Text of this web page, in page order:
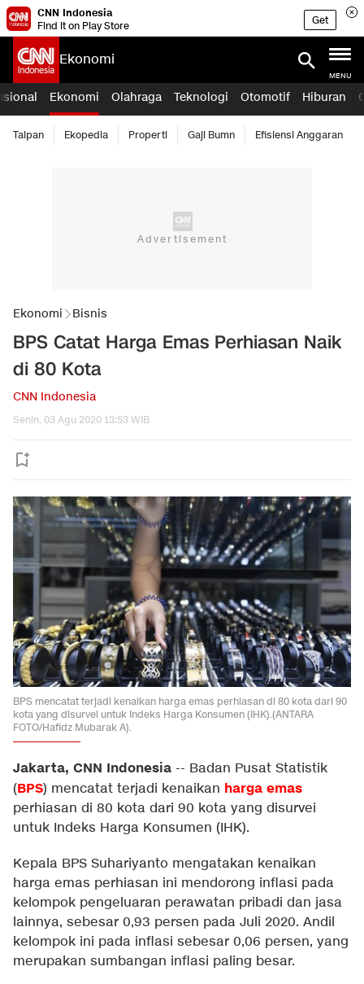
CNN Indonesia
Find it on Play Store
Get
Ekonomi
MENU
Ekonomi Olahraga Teknologi Otomotif Hiburan
Taipan Ekopedia Properti Gaji Bumn Efisiensi Anggaran
Ekonomi Bisnis
BPS Catat Harga Emas Perhiasan Naik
di 80 Kota
CNN Indonesia
Senin, 03 Agu 2020 13:53 WIB
BPS mencatat terjadi kenaikan harga emas perhiasan di 80 kota dari 90
kota yang disurvei untuk Indeks Harga Konsumen (IHK).(ANTARA
FOTO/Hafidz Mubarak A).
Jakarta, CNN Indonesia -- Badan Pusat Statistik
(BPS) mencatat terjadi kenaikan harga emas
perhiasan di 80 kota dari 90 kota yang disurvei
untuk Indeks Harga Konsumen (IHK).
Kepala BPS Suhariyanto mengatakan kenaikan
harga emas perhiasan ini mendorong inflasi pada
kelompok pengeluaran perawatan pribadi dan jasa
lainnya, sebesar 0,93 persen pada Juli 2020. Andil
kelompok ini pada inflasi sebesar 0,06 persen, yang
merupakan sumbangan inflasi paling besar.